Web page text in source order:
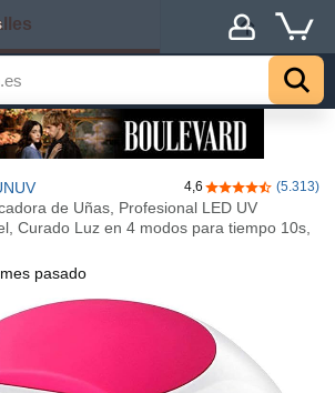
4,6 4,6 de 5 (5.313)
de Uñas, Profesional LED UV
Curado Luz en 4 modos para tiempo 10s,
pasado